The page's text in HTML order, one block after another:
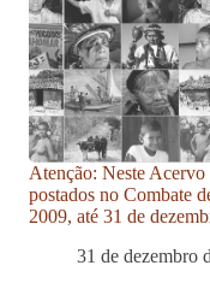
Atenção: Neste
postados no Combate
2009, até 31 de
31 de dezembro